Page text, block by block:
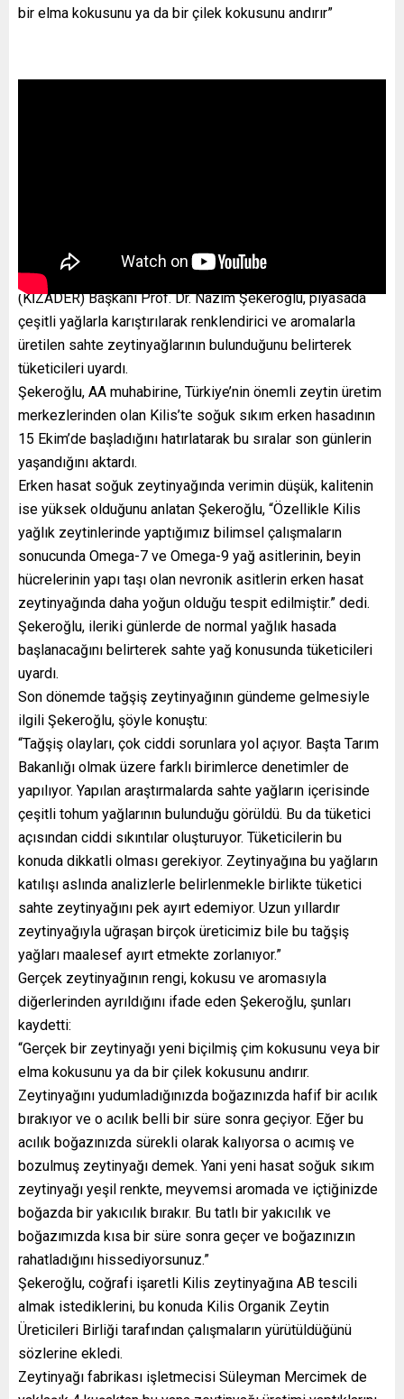
bir elma kokusunu ya da bir çilek kokusunu andırır”
KİLİS (AA) – Kilis Zeytin Araştırma ve Geliştirme Derneği
(KİZADER) Başkanı Prof. Dr. Nazım Şekeroğlu, piyasada
çeşitli yağlarla karıştırılarak renklendirici ve aromalarla
üretilen sahte zeytinyağlarının bulunduğunu belirterek
tüketicileri uyardı.
Şekeroğlu, AA muhabirine, Türkiye’nin önemli zeytin üretim
merkezlerinden olan Kilis’te soğuk sıkım erken hasadının
15 Ekim’de başladığını hatırlatarak bu sıralar son günlerin
yaşandığını aktardı.
Erken hasat soğuk zeytinyağında verimin düşük, kalitenin
ise yüksek olduğunu anlatan Şekeroğlu, “Özellikle Kilis
yağlık zeytinlerinde yaptığımız bilimsel çalışmaların
sonucunda Omega-7 ve Omega-9 yağ asitlerinin, beyin
hücrelerinin yapı taşı olan nevronik asitlerin erken hasat
zeytinyağında daha yoğun olduğu tespit edilmiştir.” dedi.
Şekeroğlu, ileriki günlerde de normal yağlık hasada
başlanacağını belirterek sahte yağ konusunda tüketicileri
uyardı.
Son dönemde tağşiş zeytinyağının gündeme gelmesiyle
ilgili Şekeroğlu, şöyle konuştu:
“Tağşiş olayları, çok ciddi sorunlara yol açıyor. Başta Tarım
Bakanlığı olmak üzere farklı birimlerce denetimler de
yapılıyor. Yapılan araştırmalarda sahte yağların içerisinde
çeşitli tohum yağlarının bulunduğu görüldü. Bu da tüketici
açısından ciddi sıkıntılar oluşturuyor. Tüketicilerin bu
konuda dikkatli olması gerekiyor. Zeytinyağına bu yağların
katılışı aslında analizlerle belirlenmekle birlikte tüketici
sahte zeytinyağını pek ayırt edemiyor. Uzun yıllardır
zeytinyağıyla uğraşan birçok üreticimiz bile bu tağşiş
yağları maalesef ayırt etmekte zorlanıyor.”
Gerçek zeytinyağının rengi, kokusu ve aromasıyla
diğerlerinden ayrıldığını ifade eden Şekeroğlu, şunları
kaydetti:
“Gerçek bir zeytinyağı yeni biçilmiş çim kokusunu veya bir
elma kokusunu ya da bir çilek kokusunu andırır.
Zeytinyağını yudumladığınızda boğazınızda hafif bir acılık
bırakıyor ve o acılık belli bir süre sonra geçiyor. Eğer bu
acılık boğazınızda sürekli olarak kalıyorsa o acımış ve
bozulmuş zeytinyağı demek. Yani yeni hasat soğuk sıkım
zeytinyağı yeşil renkte, meyvemsi aromada ve içtiğinizde
boğazda bir yakıcılık bırakır. Bu tatlı bir yakıcılık ve
boğazımızda kısa bir süre sonra geçer ve boğazınızın
rahatladığını hissediyorsunuz.”
Şekeroğlu, coğrafi işaretli Kilis zeytinyağına AB tescili
almak istediklerini, bu konuda Kilis Organik Zeytin
Üreticileri Birliği tarafından çalışmaların yürütüldüğünü
sözlerine ekledi.
Zeytinyağı fabrikası işletmecisi Süleyman Mercimek de